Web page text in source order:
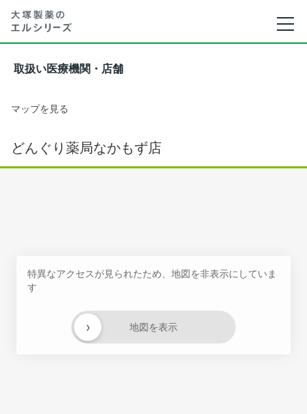
取扱い医療機関・店舗
マップを見る
どんぐり薬局なかもず店
特異なアクセスが見られたため、地図を非表示にしていま
す
地図を表示
›